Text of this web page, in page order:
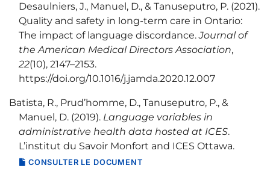
Desaulniers, J., Manuel, D., & Tanuseputro, P. (2021).
Quality and safety in long-term care in Ontario:
The impact of language discordance.Journal of
the American Medical Directors Association,
22(10), 2147–2153.
https://doi.org/10.1016/j.jamda.2020.12.007
Batista, R., Prud’homme, D., Tanuseputro, P., &
Manuel, D. (2019). Language variables in
administrative health data hosted at ICES.
L’institut du Savoir Monfort and ICES Ottawa.
CONSULTER LE DOCUMENT